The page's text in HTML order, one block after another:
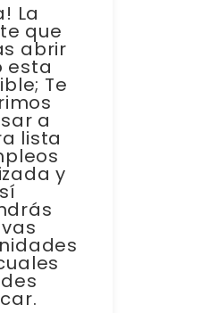
La
que
abrir
esta
Te
a
lista
y